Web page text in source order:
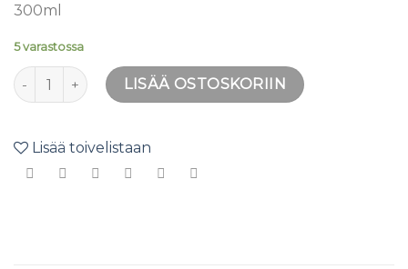
300ml
5 varastossa
ELEVEN Keep My Colour Blonde Shampoo 300 ml määrä
LISÄÄ OSTOSKORIIN
Lisää toivelistaan